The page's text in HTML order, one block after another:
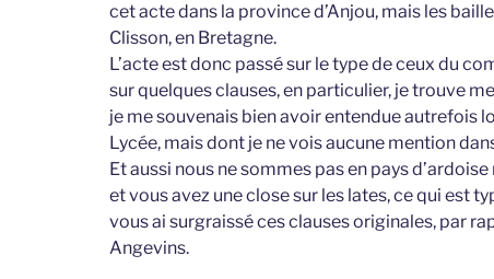
cet acte dans la province d’Anjou, mais les
Clisson, en Bretagne.
L’acte est donc passé sur le type de ceux du
sur quelques clauses, en particulier, je trouve
je me souvenais bien avoir entendue autrefois
Lycée, mais dont je ne vois aucune mention
Et aussi nous ne sommes pas en pays
et vous avez une close sur les lates, ce qui est
vous ai surgraissé ces clauses originales, par
Angevins.